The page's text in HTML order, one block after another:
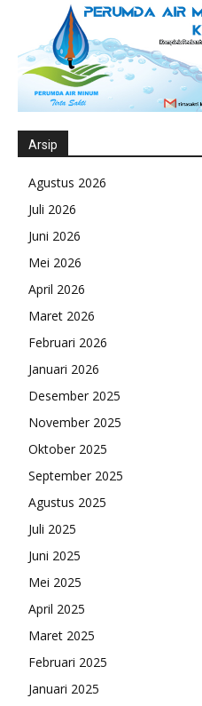
Arsip
Agustus 2026
Juli 2026
Juni 2026
Mei 2026
April 2026
Maret 2026
Februari 2026
Januari 2026
Desember 2025
November 2025
Oktober 2025
September 2025
Agustus 2025
Juli 2025
Juni 2025
Mei 2025
April 2025
Maret 2025
Februari 2025
Januari 2025